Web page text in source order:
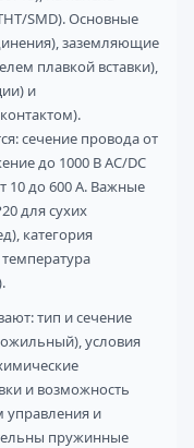
SMD). Основные
заземляющие
плавкой вставки),
и
сечение провода от
до 1000 В AC/DC
10 до 600 А. Важные
для сухих
категория
тип и сечение
условия
и возможность
управления и
пружинные